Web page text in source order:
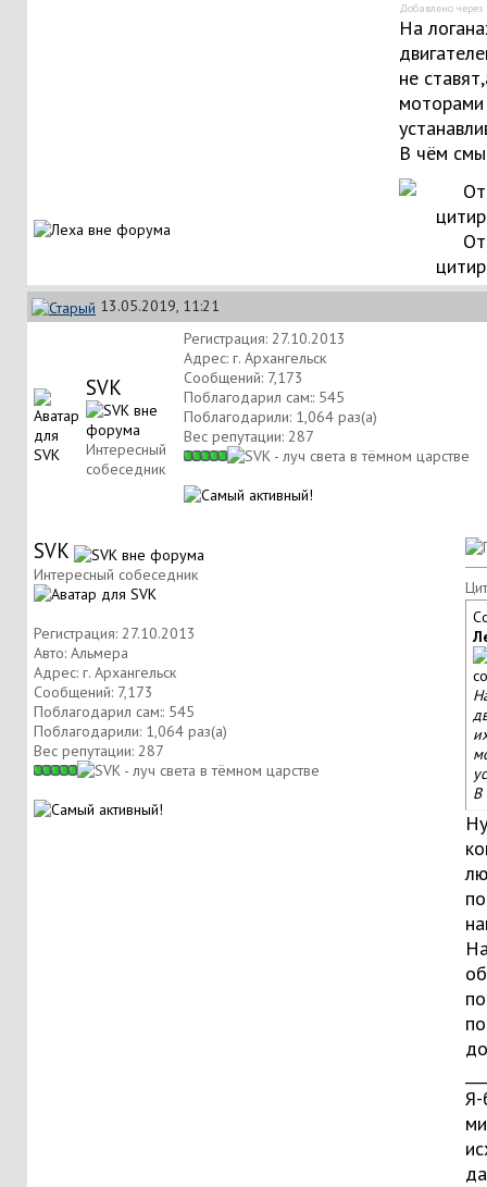
Добавлено
На
не
В чём
13.05.2019, 11:21
SVK
Интересный
собеседник
Регистрация: 27.10.2013
Адрес: г. Архангельск
Сообщений: 7,173
Поблагодарил сам:: 545
Поблагодарили: 1,064 раз(а)
Вес репутации: 287
SVK
Интересный собеседник
Регистрация: 27.10.2013
Авто: Альмера
Адрес: г. Архангельск
Сообщений: 7,173
Поблагодарил сам:: 545
Поблагодарили: 1,064 раз(а)
Вес репутации: 287
В
Я-